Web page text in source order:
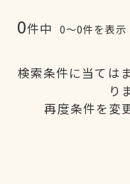
0件中 0〜0件を表示
検索条件に当ては
り
再度条件を変